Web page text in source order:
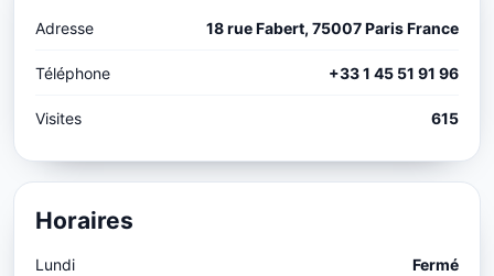
Adresse 18 rue Fabert, 75007 Paris France
Téléphone +33 1 45 51 91 96
Visites 615
Horaires
Lundi Fermé